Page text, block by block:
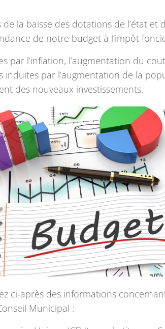
la baisse des dotations de l’état et
de notre budget à l’impôt
par l’inflation, l’augmentation du
induites par l’augmentation de la
des nouveaux investissements.
ci-après des informations
Municipal :